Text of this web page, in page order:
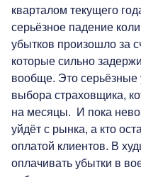
кварталом текущего
серьёзное падение
убытков произошло за
которые сильно
вообще. Это серьёзные
выбора страховщика,
на месяцы. И пока
уйдёт с рынка, а кто
оплатой клиентов. В
оплачивать убытки в